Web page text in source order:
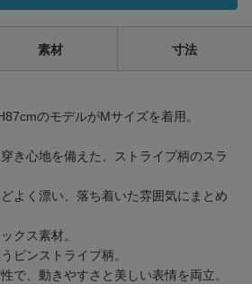
素材 寸法
のモデルがMサイズを着用。
き心地を備えた、ストライプ柄のスラ
よく漂い、落ち着いた雰囲気にまとめ
クス素材。
ピンストライプ柄。
で、動きやすさと美しい表情を両立。